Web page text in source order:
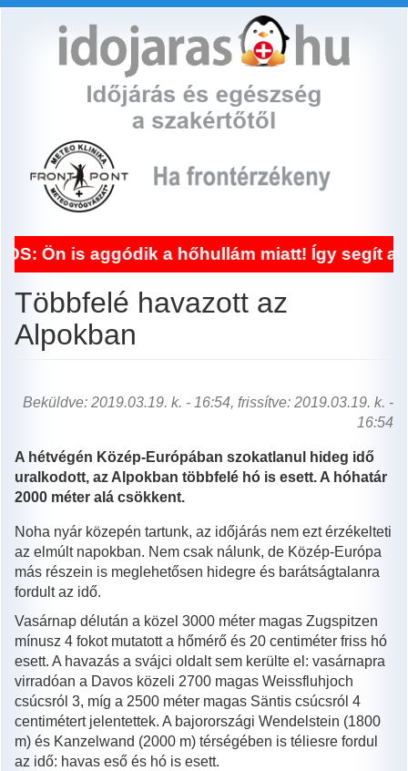
is aggódik a hőhullám miatt! Így segít a
Többfelé havazott az
Alpokban
Beküldve: 2019.03.19. k. - 16:54, frissítve: 2019.03.19. k. -
16:54
A hétvégén Közép-Európában szokatlanul hideg idő
uralkodott, az Alpokban többfelé hó is esett. A hóhatár
2000 méter alá csökkent.
Noha nyár közepén tartunk, az időjárás nem ezt érzékelteti
az elmúlt napokban. Nem csak nálunk, de Közép-Európa
más részein is meglehetősen hidegre és barátságtalanra
fordult az idő.
Vasárnap délután a közel 3000 méter magas Zugspitzen
mínusz 4 fokot mutatott a hőmérő és 20 centiméter friss hó
esett. A havazás a svájci oldalt sem kerülte el: vasárnapra
virradóan a Davos közeli 2700 magas Weissfluhjoch
csúcsról 3, míg a 2500 méter magas Säntis csúcsról 4
centimétert jelentettek. A bajorországi Wendelstein (1800
m) és Kanzelwand (2000 m) térségében is téliesre fordul
az idő: havas eső és hó is esett.